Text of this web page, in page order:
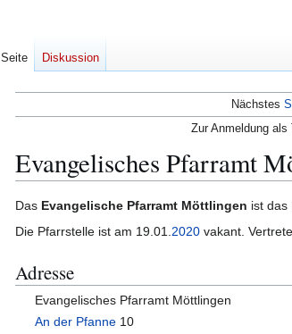
Nächstes
Zur Anmeldung
Evangelisches Pfarramt
Zur
Navigation
Zur
Suche
Das Evangelische Pfarramt Möttlingen ist das
Die Pfarrstelle ist am 19.01. 2020 vakant.
Adresse
Evangelisches Pfarramt Möttlingen
An der Pfanne 10
Seite Diskussion